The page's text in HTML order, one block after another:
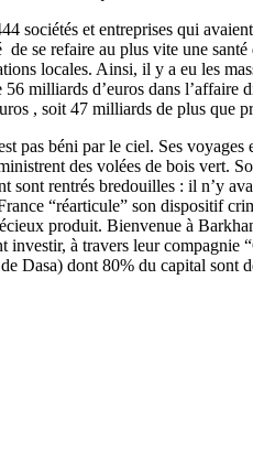
sociétés et entreprises qui
se refaire au plus vite une
locales. Ainsi, il y a eu les
milliards d’euros dans
, soit 47 milliards de plus que
pas béni par le ciel. Ses
des volées de bois vert.
rentrés bredouilles : il n’y
“réarticule” son dispositif
produit. Bienvenue à
investir, à travers leur
dont 80% du capital sont